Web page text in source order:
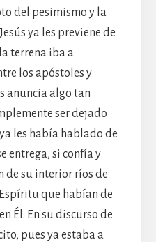
del pesimismo y la
ya les previene de
terrena iba a
los apóstoles y
anuncia algo tan
ser dejado
les había hablado de
entrega, si confía y
de su interior ríos de
que habían de
Él. En su discurso de
pues ya estaba a